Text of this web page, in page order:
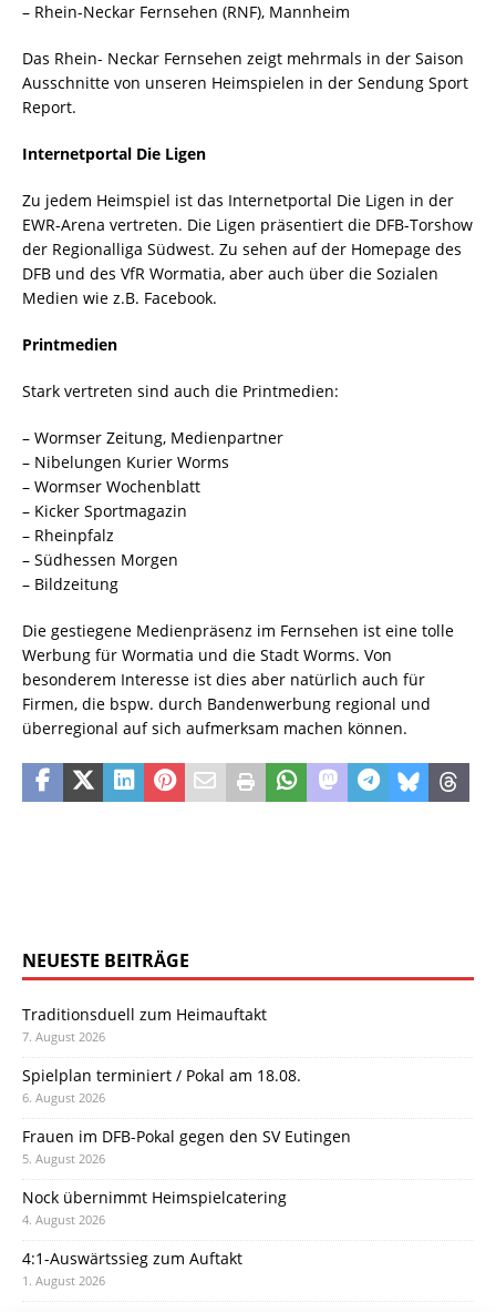
– Rhein-Neckar Fernsehen (RNF), Mannheim
Das Rhein- Neckar Fernsehen zeigt mehrmals in der Saison
Ausschnitte von unseren Heimspielen in der Sendung Sport
Report.
Internetportal Die Ligen
Zu jedem Heimspiel ist das Internetportal Die Ligen in der
EWR-Arena vertreten. Die Ligen präsentiert die DFB-Torshow
der Regionalliga Südwest. Zu sehen auf der Homepage des
DFB und des VfR Wormatia, aber auch über die Sozialen
Medien wie z.B. Facebook.
Printmedien
Stark vertreten sind auch die Printmedien:
– Wormser Zeitung, Medienpartner
– Nibelungen Kurier Worms
– Wormser Wochenblatt
– Kicker Sportmagazin
– Rheinpfalz
– Südhessen Morgen
– Bildzeitung
Die gestiegene Medienpräsenz im Fernsehen ist eine tolle
Werbung für Wormatia und die Stadt Worms. Von
besonderem Interesse ist dies aber natürlich auch für
Firmen, die bspw. durch Bandenwerbung regional und
überregional auf sich aufmerksam machen können.
NEUESTE BEITRÄGE
Traditionsduell zum Heimauftakt
7. August 2026
Spielplan terminiert / Pokal am 18.08.
6. August 2026
Frauen im DFB-Pokal gegen den SV Eutingen
5. August 2026
Nock übernimmt Heimspielcatering
4. August 2026
4:1-Auswärtssieg zum Auftakt
1. August 2026